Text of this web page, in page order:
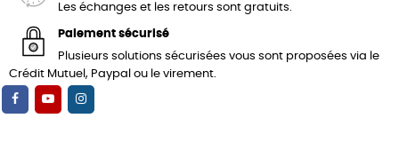
Les échanges et les retours sont gratuits.
Paiement sécurisé
Plusieurs solutions sécurisées vous sont proposées via le
Crédit Mutuel, Paypal ou le virement.